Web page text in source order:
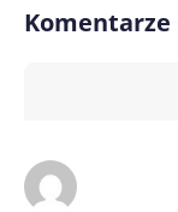
Komentarze
Imię/ Nick*